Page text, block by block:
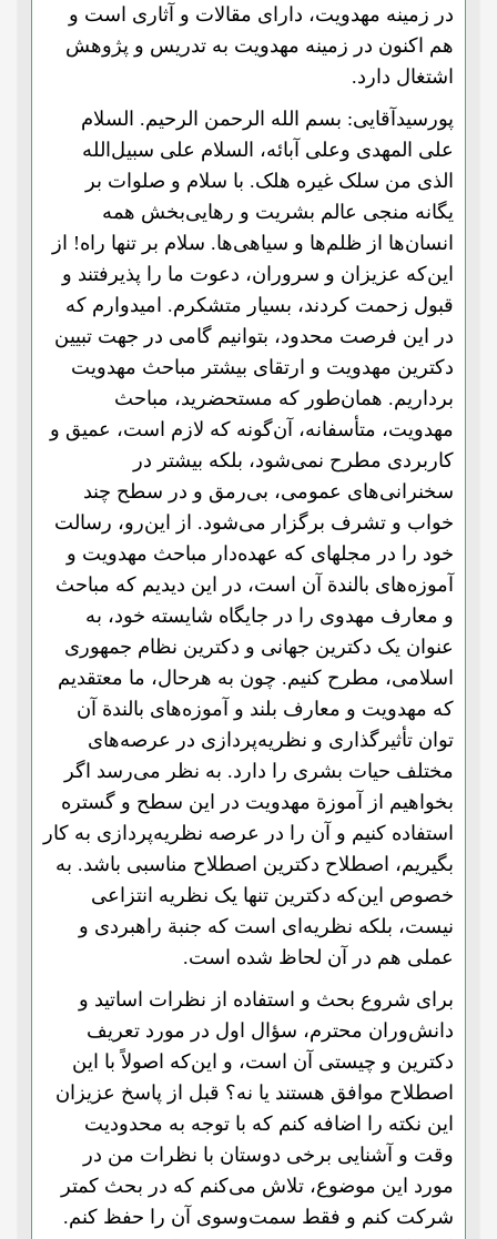
در زمینه مهدویت، دارای مقالات و آثاری است و
هم اکنون در زمینه مهدویت به تدریس و پژوهش
اشتغال دارد.
پورسید‌آقایی: بسم الله الرحمن الرحیم. السلام
علی المهدی وعلی آبائه، السلام علی سبیل‌الله
الذی من سلک غیره هلک. با سلام و صلوات بر
یگانه منجی عالم بشریت و رهایی‌بخش همه
انسان‌ها از ظلم‌ها و سیاهی‌ها. سلام بر تنها راه! از
این‌که عزیزان و سروران، دعوت ما را پذیرفتند و
قبول زحمت کردند، بسیار متشکرم. امیدوارم که
در این فرصت محدود، بتوانیم گامی در جهت تبیین
دکترین مهدویت و ارتقای بیشتر مباحث مهدویت
برداریم. همان‌طور که مستحضرید، مباحث
مهدویت، متأسفانه، آن‌گونه که لازم است، عمیق و
کاربردی مطرح نمی‌شود، بلکه بیشتر در
سخنرانی‌های عمومی، بی‌رمق و در سطح چند
خواب و تشرف برگزار می‌شود. از این‌رو، رسالت
خود را در مجلهای که عهده‌دار مباحث مهدویت و
آموزه‌های بالندة آن است، در این دیدیم که مباحث
و معارف مهدوی را در جایگاه شایسته خود‌، به
عنوان یک دکترین جهانی و دکترین نظام جمهوری
اسلامی، مطرح کنیم. چون به هر‌حال، ما معتقدیم
که مهدویت و معارف بلند و آموزه‌های بالندة آن
توان تأثیر‌گذاری و نظریه‌پردازی در عرصه‌های
مختلف حیات بشری را دارد. به نظر می‌رسد اگر
بخواهیم از آموزة مهدویت در این سطح و گستره
استفاده کنیم و آن را در عرصه نظریه‌پردازی به کار
بگیریم، اصطلاح دکترین اصطلاح مناسبی باشد. به
خصوص این‌که دکترین تنها یک نظریه انتزاعی
نیست، بلکه نظریه‌ای است که جنبة راهبردی و
عملی هم در آن لحاظ شده است.
برای شروع بحث و استفاده از نظرات اساتید و
دانش‌وران محترم، سؤال اول در مورد تعریف
دکترین و چیستی آن است، و این‌که اصولاً با این
اصطلاح موافق هستند یا نه؟ قبل از پاسخ عزیزان
این نکته را اضافه کنم که با توجه به محدودیت
وقت و آشنایی برخی دوستان با نظرات من در
مورد این موضوع، تلاش می‌کنم که در بحث کمتر
شرکت کنم و فقط سمت‌وسوی آن را حفظ کنم.